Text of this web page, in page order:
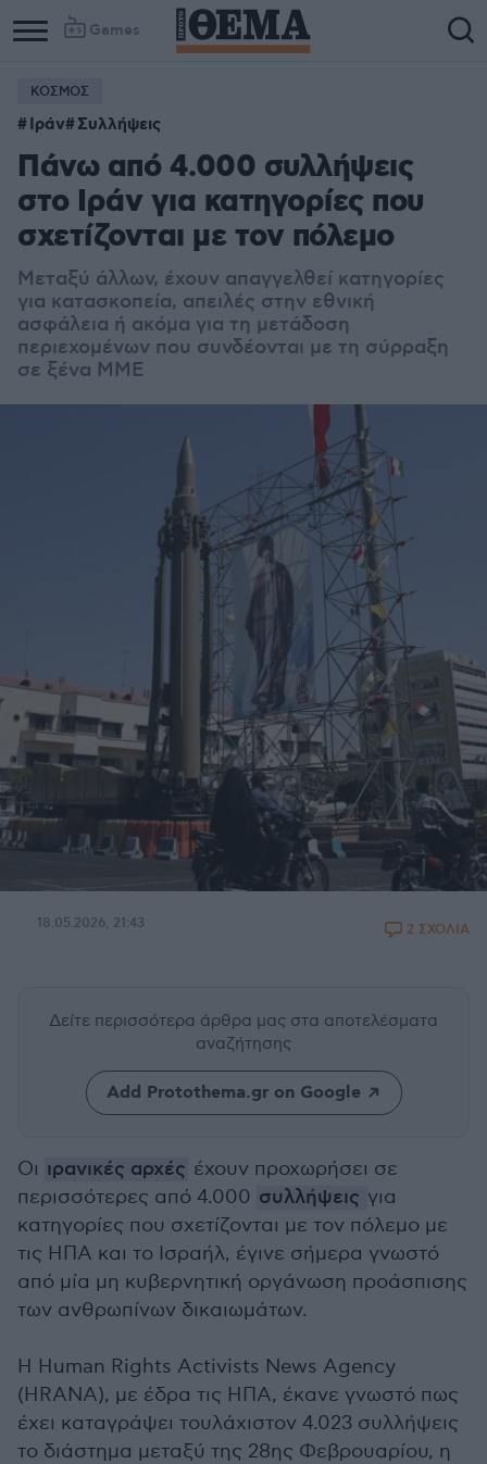
Games
ΚΟΣΜΟΣ
Ιράν Συλλήψεις
Πάνω από 4.000 συλλήψεις
στο Ιράν για κατηγορίες που
σχετίζονται με τον πόλεμο
Μεταξύ άλλων, έχουν απαγγελθεί κατηγορίες
για κατασκοπεία, απειλές στην εθνική
ασφάλεια ή ακόμα για τη μετάδοση
περιεχομένων που συνδέονται με τη σύρραξη
σε ξένα ΜΜΕ
18.05.2026, 21:43 2 ΣΧΟΛΙΑ
Δείτε περισσότερα άρθρα μας στα αποτελέσματα
αναζήτησης
Add Protothema.gr on Google
Οι ιρανικές αρχές έχουν προχωρήσει σε
περισσότερες από 4.000 συλλήψεις για
κατηγορίες που σχετίζονται με τον πόλεμο με
τις ΗΠΑ και το Ισραήλ, έγινε σήμερα γνωστό
από μία μη κυβερνητική οργάνωση προάσπισης
των ανθρωπίνων δικαιωμάτων.
Η Human Rights Activists News Agency
(HRANA), με έδρα τις ΗΠΑ, έκανε γνωστό πως
έχει καταγράψει τουλάχιστον 4.023 συλλήψεις
το διάστημα μεταξύ της 28ης Φεβρουαρίου, η